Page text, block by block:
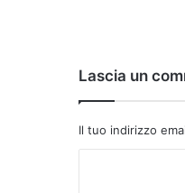
Lascia un
Il tuo indirizzo